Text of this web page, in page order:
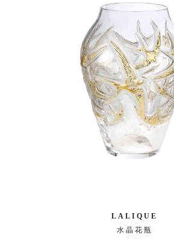
LALIQUE
水晶花瓶